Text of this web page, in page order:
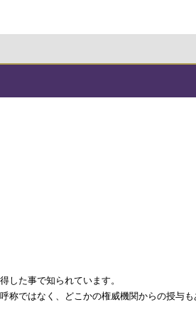
した事で知られています。
称ではなく、どこかの権威機関からの授与